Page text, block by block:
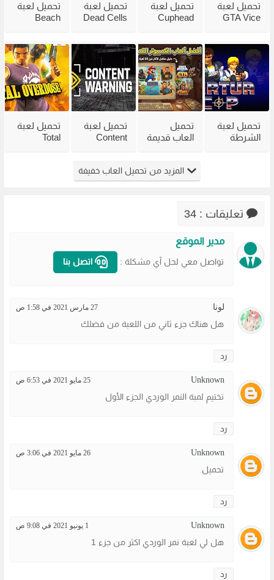
تحميل لعبة
GTA Vice
مضغوطة
من ميديا
فاير
تحميل لعبة
Cuphead
فاير بحجم
صغير
تحميل لعبة
Dead Cells
الاضافات
تحميل لعبة
Beach
من ميديا
فاير
تحميل لعبة
الشرطة
تحميل
العاب قديمة
الضعيفة
برابط مباشر
تحميل لعبة
Content
من ميديا
فاير
تحميل لعبة
Total
مضغوطة
المزيد من تحميل العاب خفيفة
تعليقات : 34
مدير الموقع
تواصل معي لحل آي مشكلة : اتصل بنا
لونا 27 مارس 2021 في 1:58 ص
هل هناك جزء ثاني من اللعبة من فضلك
رد
Unknown 25 مايو 2021 في 6:53 ص
تختيم لمبة النمر الوردي الجزء الأول
رد
Unknown 26 مايو 2021 في 3:06 ص
تحميل
رد
Unknown 1 يونيو 2021 في 9:08 ص
هل لي لعبة نمر الوردي اكثر من جزء 1
رد